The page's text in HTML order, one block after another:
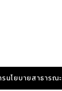
นโยบายสาธารณะ